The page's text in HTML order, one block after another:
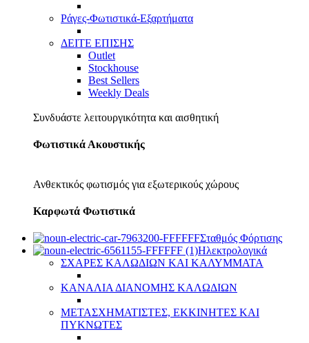
Ράγες-Φωτιστικά-Εξαρτήματα
ΔΕΙΤΕ ΕΠΙΣΗΣ
Outlet
Stockhouse
Best Sellers
Weekly Deals
Συνδυάστε λειτουργικότητα και αισθητική
Φωτιστικά Ακουστικής
Ανθεκτικός φωτισμός για εξωτερικούς χώρους
Καρφωτά Φωτιστικά
Σταθμός Φόρτισης
Ηλεκτρολογικά
ΣΧΑΡΕΣ ΚΑΛΩΔΙΩΝ ΚΑΙ ΚΑΛΥΜΜΑΤΑ
ΚΑΝΑΛΙΑ ΔΙΑΝΟΜΗΣ ΚΑΛΩΔΙΩΝ
ΜΕΤΑΣΧΗΜΑΤΙΣΤΕΣ, ΕΚΚΙΝΗΤΕΣ ΚΑΙ
ΠΥΚΝΩΤΕΣ